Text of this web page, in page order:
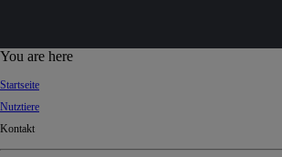
d
You are here
Startseite
Nutztiere
Kontakt